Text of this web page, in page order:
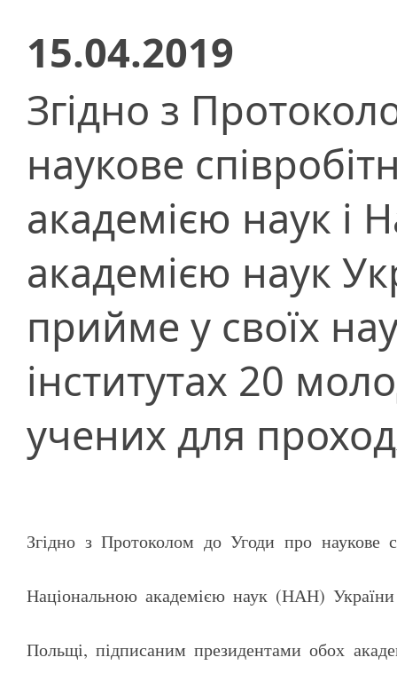
15.04.2019
Згідно з
наукове
академією наук і
академією наук
прийме у своїх
інститутах 20
учених для
Згідно з Протоколом до Угоди про наукове
Національною академією наук (НАН)
Польщі, підписаним президентами обох